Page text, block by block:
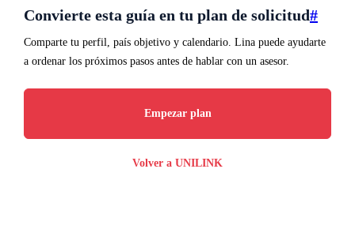
Convierte esta guía en tu plan de solicitud#
Comparte tu perfil, país objetivo y calendario. Lina puede ayudarte
a ordenar los próximos pasos antes de hablar con un asesor.
Empezar plan
Volver a UNILINK